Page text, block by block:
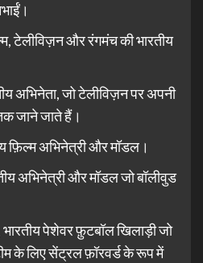
टेलीविज़न और रंगमंच की भारतीय
अभिनेता, जो टेलीविज़न पर अपनी
जाने जाते हैं।
फ़िल्म अभिनेत्री और मॉडल।
अभिनेत्री और मॉडल जो बॉलीवुड
पेशेवर फ़ुटबॉल खिलाड़ी जो
के लिए सेंट्रल फ़ॉरवर्ड के रूप में